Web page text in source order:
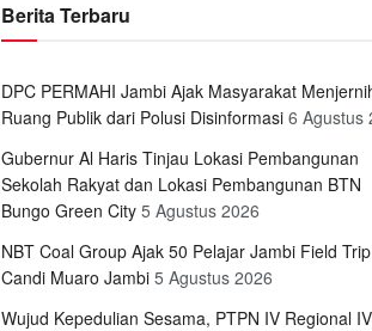
Berita Terbaru
DPC PERMAHI Jambi Ajak Masyarakat
Ruang Publik dari Polusi Disinformasi 6 Agustus
Gubernur Al Haris Tinjau Lokasi Pembangunan
Sekolah Rakyat dan Lokasi Pembangunan BTN
Bungo Green City 5 Agustus 2026
NBT Coal Group Ajak 50 Pelajar Jambi Field
Candi Muaro Jambi 5 Agustus 2026
Wujud Kepedulian Sesama, PTPN IV Regional IV